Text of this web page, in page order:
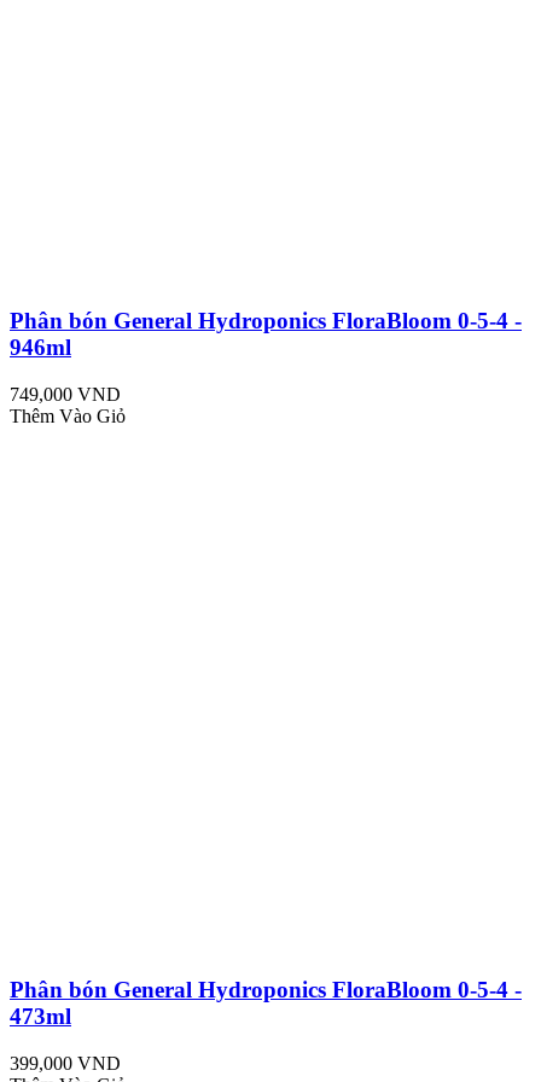
Phân bón General Hydroponics FloraBloom 0-5-4 -
946ml
749,000 VND
Thêm Vào Giỏ
Phân bón General Hydroponics FloraBloom 0-5-4 -
473ml
399,000 VND